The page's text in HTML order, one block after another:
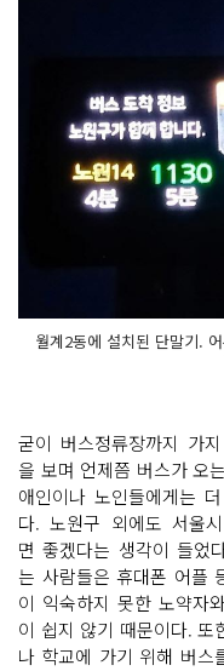
월계2동에 설치된 단말기.
굳이 버스정류장까지 가
을 보며 언제쯤 버스가 오
애인이나 노인들에게는
다. 노원구 외에도 서울
면 좋겠다는 생각이 들었
는 사람들은 휴대폰 어플
이 익숙하지 못한 노약자
이 쉽지 않기 때문이다. 또
나 학교에 가기 위해 버스